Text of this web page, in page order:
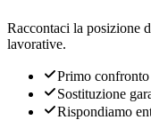
Raccontaci la posizione
lavorative.
Primo confronto
Sostituzione
Rispondiamo